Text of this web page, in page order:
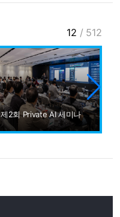
제2회 Private AI 세미나
12 / 512